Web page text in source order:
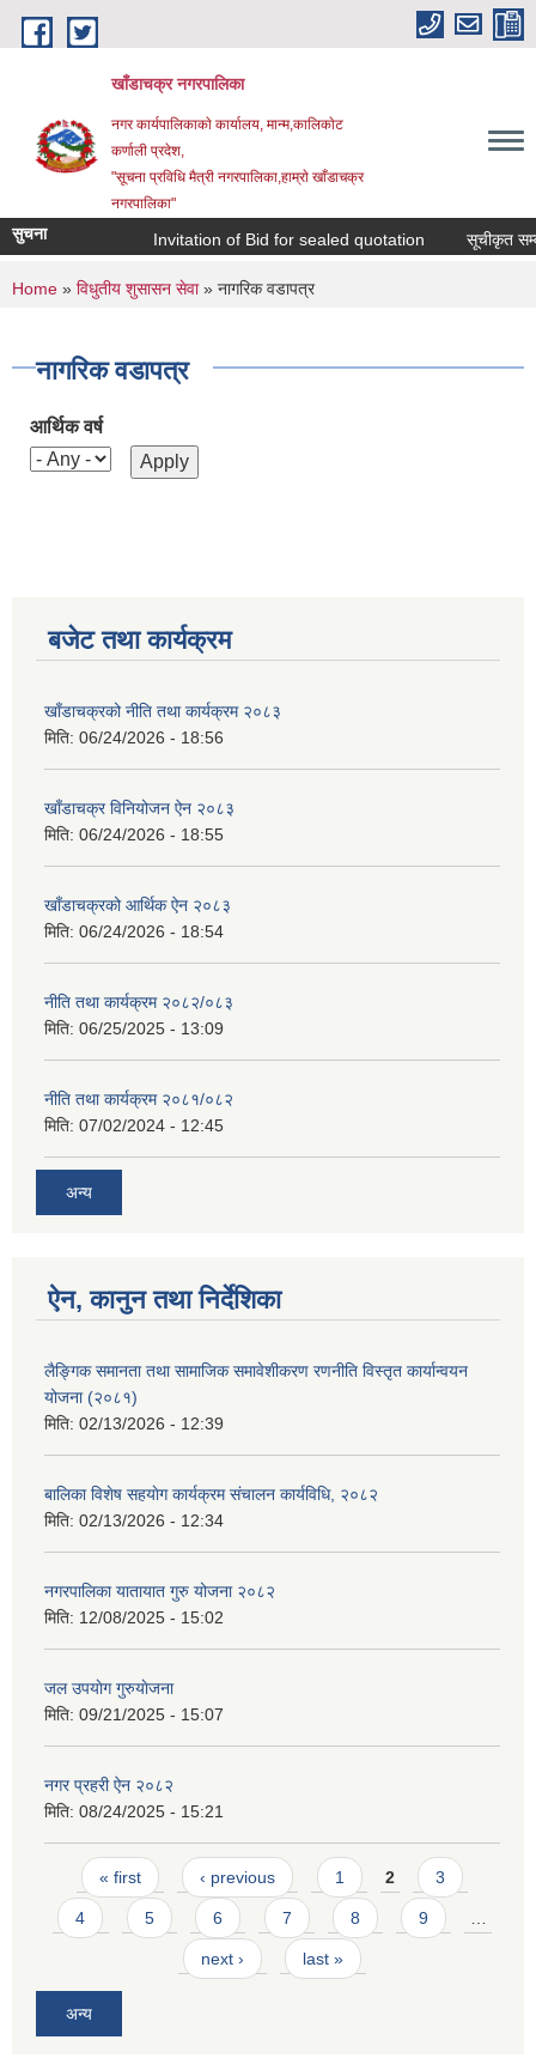
Skip to main content
खाँडाचक्र नगरपालिका
नगर कार्यपालिकाकाे कार्यालय, मान्म,कालिकाेट
क‍र्णाली प्रदेश,
"सूचना प्रविधि मैत्री नगरपालिका,हाम्राे खाँडाचक्र
नगरपालिका"
सुचना Invitation of Bid for sealed quotation सूचीकृत
You are here
Home » विधुतीय शुसासन सेवा» नागरिक वडापत्र
नागरिक वडापत्र
आर्थिक वर्ष
बजेट तथा कार्यक्रम
खाँडाचक्रको नीति तथा कार्यक्रम २०८३
मिति: 06/24/2026 - 18:56
खाँडाचक्र विनियोजन ऐन २०८३
मिति: 06/24/2026 - 18:55
खाँडाचक्रको आर्थिक ऐन २०८३
मिति: 06/24/2026 - 18:54
नीति तथा कार्यक्रम २०८२/०८३
मिति: 06/25/2025 - 13:09
नीति तथा कार्यक्रम २०८१/०८२
मिति: 07/02/2024 - 12:45
अन्य
ऐन, कानुन तथा निर्देशिका
लैङ्गिक समानता तथा सामाजिक समावेशीकरण रणनीति विस्तृत कार्यान्वयन
योजना (२०८१)
मिति: 02/13/2026 - 12:39
बालिका विशेष सहयाेग कार्यक्रम स‌ंचालन कार्यविधि, २०८२
मिति: 02/13/2026 - 12:34
नगरपालिका यातायात गुरु योजना २०८२
मिति: 12/08/2025 - 15:02
जल उपयाेग गुरुयाेजना
मिति: 09/21/2025 - 15:07
नगर प्रहरी ऐन २०८२
मिति: 08/24/2025 - 15:21
Pages
« first ‹ previous 1 2 3
4 5 6 7 8 9
next › last »
अन्य